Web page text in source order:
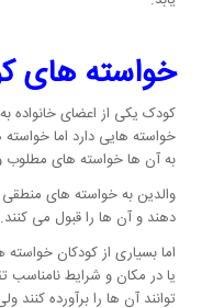
خواسته های
کودک یکی از اعضای خانواده
خواسته هایی دارد اما
به آن ها خواسته های مطلوب
والدین به خواسته های
دهند و آن ها را قبول می کنند.
اما بسیاری از کودکان
یا در مکان و شرایط نامناسب
توانند آن ها را برآورده کنند